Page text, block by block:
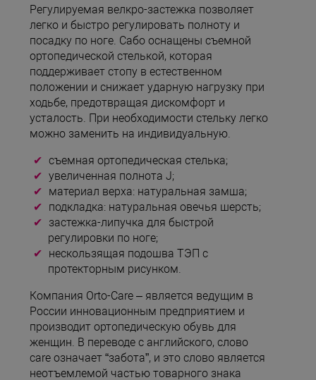
Регулируемая велкро-застежка позволяет
легко и быстро регулировать полноту и
посадку по ноге. Сабо оснащены съемной
ортопедической стелькой, которая
поддерживает стопу в естественном
положении и снижает ударную нагрузку при
ходьбе, предотвращая дискомфорт и
усталость. При необходимости стельку легко
можно заменить на индивидуальную.
съемная ортопедическая стелька;
увеличенная полнота J;
материал верха: натуральная замша;
подкладка: натуральная овечья шерсть;
застежка-липучка для быстрой
регулировки по ноге;
нескользящая подошва ТЭП с
протекторным рисунком.
Компания Orto-Care – является ведущим в
России инновационным предприятием и
производит ортопедическую обувь для
женщин. В переводе с английского, слово
care означает “забота”, и это слово является
неотъемлемой частью товарного знака